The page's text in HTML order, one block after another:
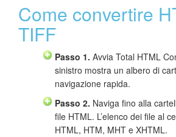
Come convertire
TIFF
Passo 1. Avvia Total HTML
sinistro mostra un albero di
navigazione rapida.
Passo 2. Naviga fino alla
file HTML. L’elenco dei file al
HTML, HTM, MHT e XHTML.